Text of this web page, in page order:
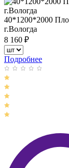
40*1200*2000
г.Вологда
8 160 ₽
Подробнее